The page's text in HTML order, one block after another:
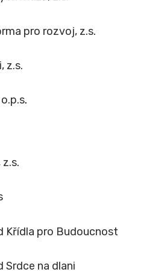
pro rozvoj, z.s.
z.s.
.
Křídla pro Budoucnost
Srdce na dlani